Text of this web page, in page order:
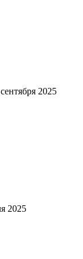
2025
2025